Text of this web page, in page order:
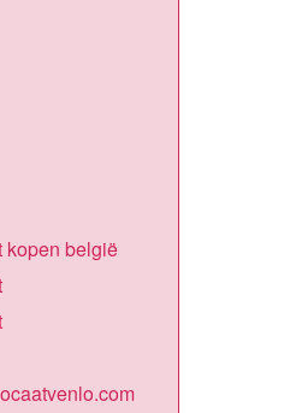
kopen belgië